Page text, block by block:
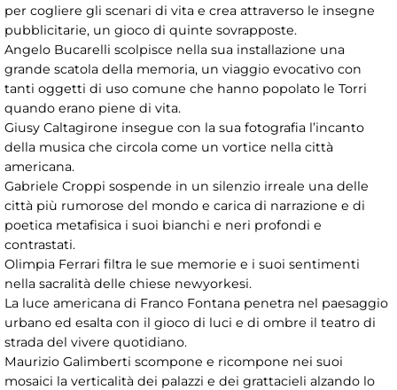
per cogliere gli scenari di vita e crea attraverso le insegne
pubblicitarie, un gioco di quinte sovrapposte.
Angelo Bucarelli scolpisce nella sua installazione una
grande scatola della memoria, un viaggio evocativo con
tanti oggetti di uso comune che hanno popolato le Torri
quando erano piene di vita.
Giusy Caltagirone insegue con la sua fotografia l’incanto
della musica che circola come un vortice nella città
americana.
Gabriele Croppi sospende in un silenzio irreale una delle
città più rumorose del mondo e carica di narrazione e di
poetica metafisica i suoi bianchi e neri profondi e
contrastati.
Olimpia Ferrari filtra le sue memorie e i suoi sentimenti
nella sacralità delle chiese newyorkesi.
La luce americana di Franco Fontana penetra nel paesaggio
urbano ed esalta con il gioco di luci e di ombre il teatro di
strada del vivere quotidiano.
Maurizio Galimberti scompone e ricompone nei suoi
mosaici la verticalità dei palazzi e dei grattacieli alzando lo